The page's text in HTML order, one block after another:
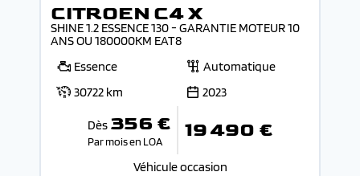
CITROEN C4 X
SHINE 1.2 ESSENCE 130 - GARANTIE MOTEUR 10
ANS OU 180000KM EAT8
Essence
Automatique
30722 km
2023
Dès 356 €
Par mois en LOA 19 490 €
Véhicule occasion